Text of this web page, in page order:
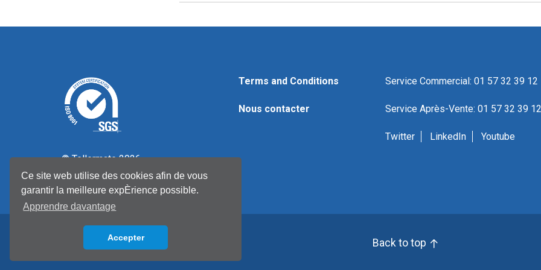
Ce site web utilise des cookies afin de vous
garantir la meilleure expÈrience possible.
Apprendre davantage
Accepter
© Tellermate 2026
Terms and Conditions
Nous contacter
Service Commercial: 01 57 32 39 12
Service Après-Vente: 01 57 32 39
Twitter LinkedIn Youtube
Back to top